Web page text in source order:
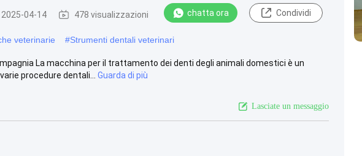
2025-04-14 478 visualizzazioni chatta ora Condividi
veterinarie #Strumenti dentali veterinari
La macchina per il trattamento dei denti degli animali domestici è un
procedure dentali...
Guarda di più
Lasciate un messaggio